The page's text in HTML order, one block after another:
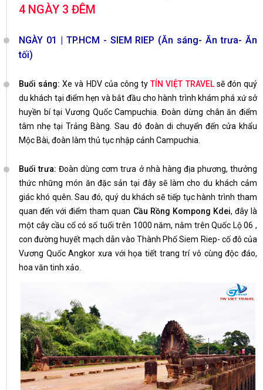
4 NGÀY 3 ĐÊM
NGÀY 01 | TP.HCM - SIEM RIEP (Ăn sáng- Ăn trưa- Ăn
tối)
Buổi sáng: Xe và HDV của công tyTÍN VIỆT TRAVELsẽ đón quý
du khách tại điểm hẹn và bắt đầu cho hành trình khám phá xứ sở
huyền bí tại Vương Quốc Campuchia. Đoàn dừng chân ăn điểm
tâm nhẹ tại Trảng Bàng. Sau đó đoàn di chuyển đến cửa khẩu
Mộc Bài, đoàn làm thủ tục nhập cảnh Campuchia.
Buổi trưa: Đoàn dùng cơm trưa ở nhà hàng địa phương, thưởng
thức những món ăn đặc sản tại đây sẽ làm cho du khách cảm
giác khó quên. Sau đó, quý du khách sẽ tiếp tục hành trình tham
quan đến với điểm tham quan Cầu Rồng Kompong Kdei, đây là
một cây cầu cổ có số tuổi trên 1000 năm, nằm trên Quốc Lộ 06 ,
con đường huyết mạch dẫn vào Thành Phố Siem Riep- cố đô của
Vương Quốc Angkor xưa với họa tiết trang trí vô cùng độc đáo,
hoa văn tinh xảo.